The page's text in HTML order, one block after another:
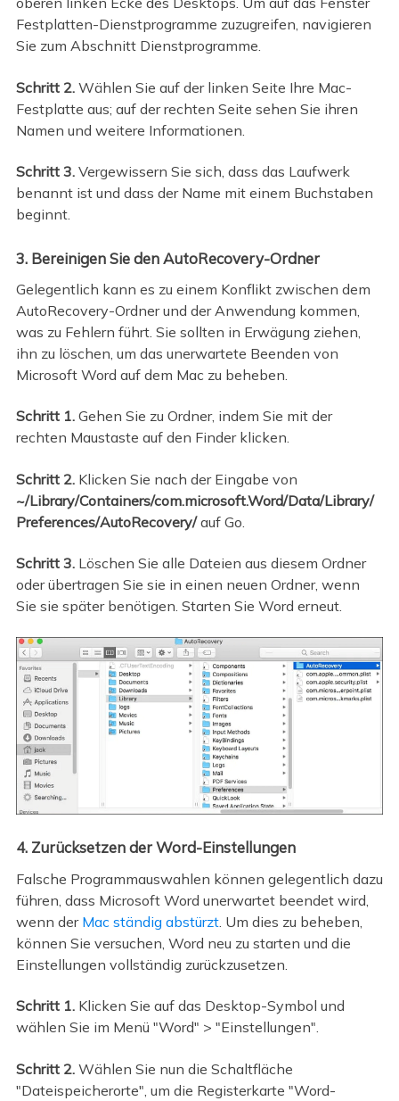
Festplatten-Dienstprogramme zuzugreifen, navigieren
Sie zum Abschnitt Dienstprogramme.
Schritt 2.Wählen Sie auf der linken Seite Ihre Mac-
Festplatte aus; auf der rechten Seite sehen Sie ihren
Namen und weitere Informationen.
Schritt 3. Vergewissern Sie sich, dass das Laufwerk
benannt ist und dass der Name mit einem Buchstaben
beginnt.
3. Bereinigen Sie den AutoRecovery-Ordner
Gelegentlich kann es zu einem Konflikt zwischen dem
AutoRecovery-Ordner und der Anwendung kommen,
was zu Fehlern führt. Sie sollten in Erwägung ziehen,
ihn zu löschen, um das unerwartete Beenden von
Microsoft Word auf dem Mac zu beheben.
Schritt 1. Gehen Sie zu Ordner, indem Sie mit der
rechten Maustaste auf den Finder klicken.
Schritt 2. Klicken Sie nach der Eingabe von
~/Library/Containers/com.microsoft.Word/Data/Library/
Preferences/AutoRecovery/auf Go.
Schritt 3.Löschen Sie alle Dateien aus diesem Ordner
oder übertragen Sie sie in einen neuen Ordner, wenn
Sie sie später benötigen. Starten Sie Word erneut.
4. Zurücksetzen der Word-Einstellungen
Falsche Programmauswahlen können gelegentlich dazu
führen, dass Microsoft Word unerwartet beendet wird,
wenn der Mac ständig abstürzt. Um dies zu beheben,
können Sie versuchen, Word neu zu starten und die
Einstellungen vollständig zurückzusetzen.
Schritt 1.Klicken Sie auf das Desktop-Symbol und
wählen Sie im Menü "Word" > "Einstellungen".
Schritt 2. Wählen Sie nun die Schaltfläche
"Dateispeicherorte", um die Registerkarte "Word-